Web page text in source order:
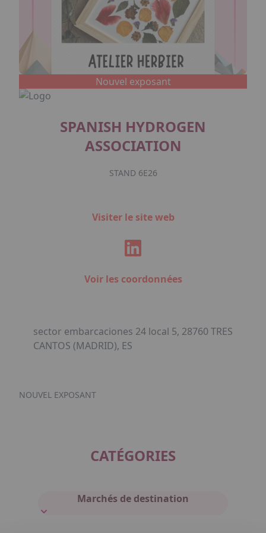
Nouvel exposant
SPANISH HYDROGEN
ASSOCIATION
STAND 6E26
Visiter le site web
Voir les coordonnées
sector embarcaciones 24 local 5, 28760 TRES
CANTOS (MADRID), ES
NOUVEL EXPOSANT
CATÉGORIES
Marchés de destination